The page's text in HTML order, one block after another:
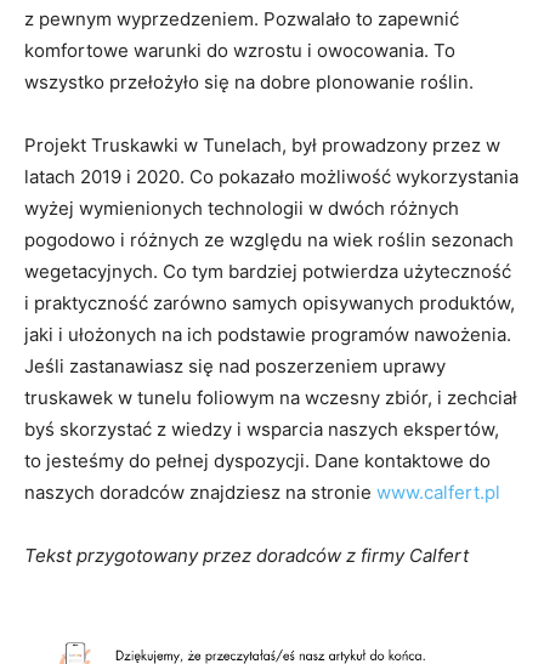
z pewnym wyprzedzeniem. Pozwalało to zapewnić
komfortowe warunki do wzrostu i owocowania. To
wszystko przełożyło się na dobre plonowanie roślin.
Projekt Truskawki w Tunelach, był prowadzony przez w
latach 2019 i 2020. Co pokazało możliwość wykorzystania
wyżej wymienionych technologii w dwóch różnych
pogodowo i różnych ze względu na wiek roślin sezonach
wegetacyjnych. Co tym bardziej potwierdza użyteczność
i praktyczność zarówno samych opisywanych produktów,
jaki i ułożonych na ich podstawie programów nawożenia.
Jeśli zastanawiasz się nad poszerzeniem uprawy
truskawek w tunelu foliowym na wczesny zbiór, i zechciał
byś skorzystać z wiedzy i wsparcia naszych ekspertów,
to jesteśmy do pełnej dyspozycji. Dane kontaktowe do
naszych doradców znajdziesz na stronie www.calfert.pl
Tekst przygotowany przez doradców z firmy Calfert